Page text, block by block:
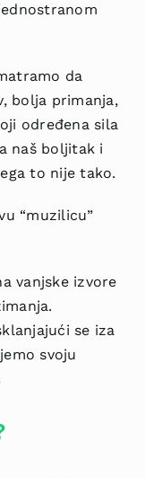
da
bolja primanja,
određena sila
naš boljitak i
to nije tako.
“muzilicu”
vanjske izvore
se iza
svoju